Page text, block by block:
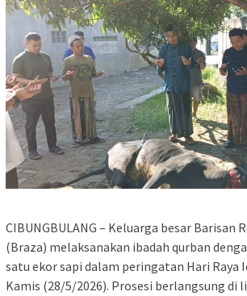
‎CIBUNGBULANG – Keluarga besar Barisan
(Braza) melaksanakan ibadah qurban
satu ekor sapi dalam peringatan Hari Raya
Kamis (28/5/2026). Prosesi berlangsung di